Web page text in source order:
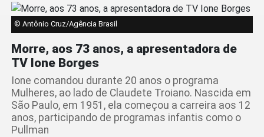
© Antônio Cruz/Agência Brasil
Morre, aos 73 anos, a apresentadora de
TV Ione Borges
Ione comandou durante 20 anos o programa
Mulheres, ao lado de Claudete Troiano. Nascida em
São Paulo, em 1951, ela começou a carreira aos 12
anos, participando de programas infantis como o
Pullman